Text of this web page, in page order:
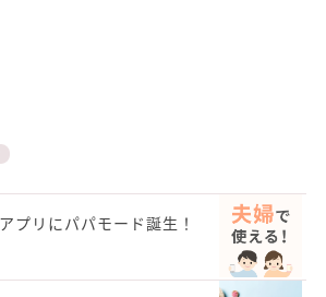
プリにパパモード誕生！